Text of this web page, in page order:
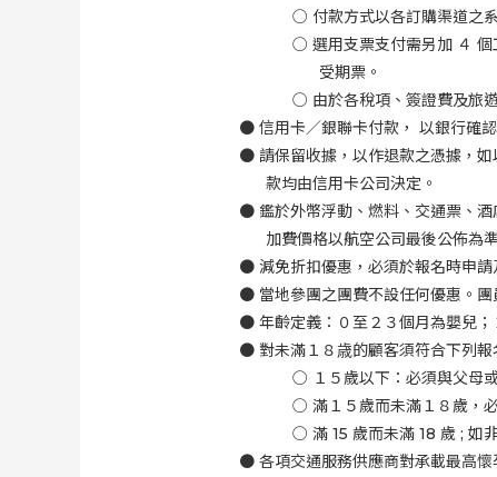
○ 付款方式以各訂購渠道之
○ 選用支票支付需另加 ４
受期票。
○ 由於各稅項、簽證費及旅
● 信用卡／銀聯卡付款， 以銀行確
● 請保留收據，以作退款之憑據，
款均由信用卡公司決定。
● 鑑於外幣浮動、燃料、交通票、
加費價格以航空公司最後公佈為
● 減免折扣優惠，必須於報名時申
● 當地參團之團費不設任何優惠。
● 年齡定義：０至２３個月為嬰兒
● 對未滿１８歳的顧客須符合下列報
○ １５歲以下：必須與父母
○ 滿１５歲而未滿１８歲，
○ 滿 15 歲而未滿 18 歲 ; 如
● 各項交通服務供應商對承載最高